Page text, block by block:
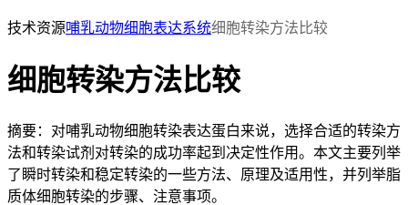
技术资源哺乳动物细胞表达系统细胞转染方法比较
细胞转染方法比较
摘要：对哺乳动物细胞转染表达蛋白来说，选择合适的转染方
法和转染试剂对转染的成功率起到决定性作用。本文主要列举
了瞬时转染和稳定转染的一些方法、原理及适用性，并列举脂
质体细胞转染的步骤、注意事项。